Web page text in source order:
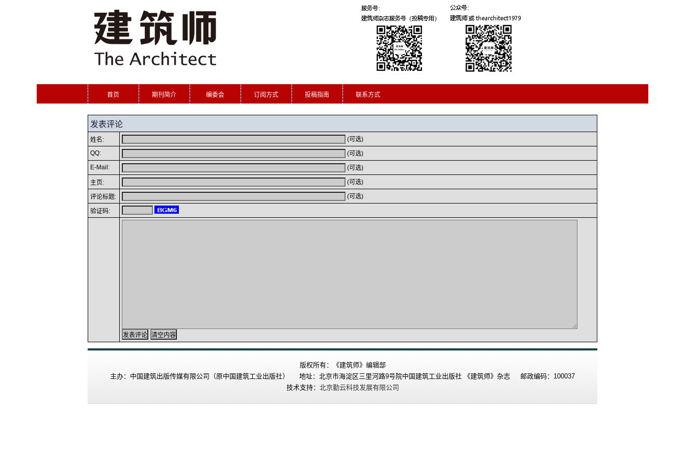
首页 期刊简介 编委会 订阅方式 投稿指南 联系方式
发表评论
姓名:
(可选)
QQ:
(可选)
E-Mail:
(可选)
主页: (可选)
评论标题: (可选)
验证码:
版权所有：《建筑师》编辑部
主办：中国建筑出版传媒有限公司（原中国建筑工业出版社） 地址：北京市海淀区三里河路9号院中国建筑工业出版社 《建筑师》杂志 邮政编码：100037
技术支持： 北京勤云科技发展有限公司